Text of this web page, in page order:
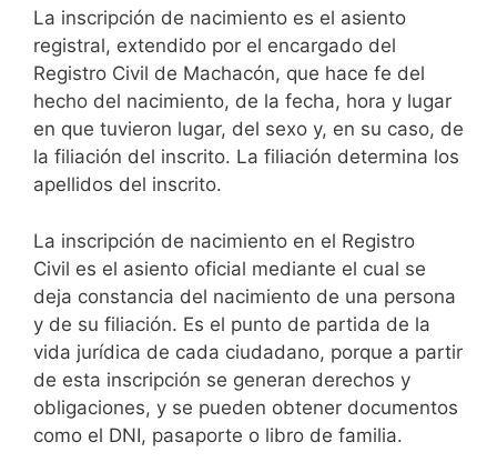
La inscripción de nacimiento es el asiento
registral, extendido por el encargado del
Registro Civil de Machacón, que hace fe del
hecho del nacimiento, de la fecha, hora y lugar
en que tuvieron lugar, del sexo y, en su caso, de
la filiación del inscrito. La filiación determina los
apellidos del inscrito.
La inscripción de nacimiento en el Registro
Civil es el asiento oficial mediante el cual se
deja constancia del nacimiento de una persona
y de su filiación. Es el punto de partida de la
vida jurídica de cada ciudadano, porque a partir
de esta inscripción se generan derechos y
obligaciones, y se pueden obtener documentos
como el DNI, pasaporte o libro de familia.